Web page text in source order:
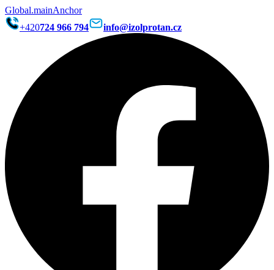
Global.mainAnchor
+420724 966 794 info@izolprotan.cz